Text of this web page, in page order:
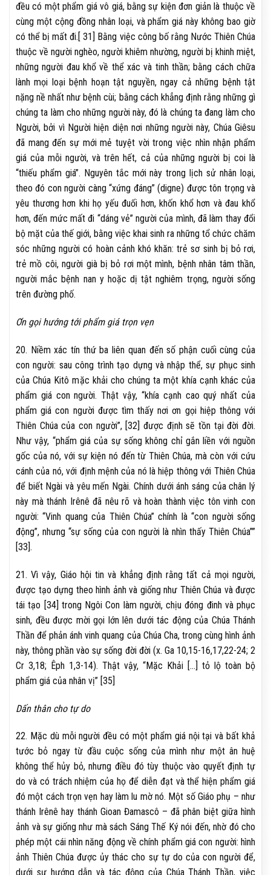
đều có một phẩm giá vô giá, bằng sự kiện đơn giản là thuộc về
cùng một cộng đồng nhân loại, và phẩm giá này không bao giờ
có thể bị mất đi.[ 31] Bằng việc công bố rằng Nước Thiên Chúa
thuộc về người nghèo, người khiêm nhường, người bị khinh miệt,
những người đau khổ về thể xác và tinh thần; bằng cách chữa
lành mọi loại bệnh hoạn tật nguyền, ngay cả những bệnh tật
nặng nề nhất như bệnh cùi; bằng cách khẳng định rằng những gì
chúng ta làm cho những người này, đó là chúng ta đang làm cho
Người, bởi vì Người hiện diện nơi những người này, Chúa Giêsu
đã mang đến sự mới mẻ tuyệt vời trong việc nhìn nhận phẩm
giá của mỗi người, và trên hết, cả của những người bị coi là
“thiếu phẩm giá”. Nguyên tắc mới này trong lịch sử nhân loại,
theo đó con người càng “xứng đáng” (digne) được tôn trọng và
yêu thương hơn khi họ yếu đuối hơn, khốn khổ hơn và đau khổ
hơn, đến mức mất đi “dáng vẻ” người của mình, đã làm thay đổi
bộ mặt của thế giới, bằng việc khai sinh ra những tổ chức chăm
sóc những người có hoàn cảnh khó khăn: trẻ sơ sinh bị bỏ rơi,
trẻ mồ côi, người già bị bỏ rơi một mình, bệnh nhân tâm thần,
người mắc bệnh nan y hoặc dị tật nghiêm trọng, người sống
trên đường phố.
Ơn gọi hướng tới phẩm giá trọn vẹn
20. Niềm xác tín thứ ba liên quan đến số phận cuối cùng của
con người: sau công trình tạo dựng và nhập thể, sự phục sinh
của Chúa Kitô mặc khải cho chúng ta một khía cạnh khác của
phẩm giá con người. Thật vậy, “khía cạnh cao quý nhất của
phẩm giá con người được tìm thấy nơi ơn gọi hiệp thông với
Thiên Chúa của con người”, [32] được định sẽ tồn tại đời đời.
Như vậy, “phẩm giá của sự sống không chỉ gắn liền với nguồn
gốc của nó, với sự kiện nó đến từ Thiên Chúa, mà còn với cứu
cánh của nó, với định mệnh của nó là hiệp thông với Thiên Chúa
để biết Ngài và yêu mến Ngài. Chính dưới ánh sáng của chân lý
này mà thánh Irênê đã nêu rõ và hoàn thành việc tôn vinh con
người: “Vinh quang của Thiên Chúa” chính là “con người sống
động”, nhưng “sự sống của con người là nhìn thấy Thiên Chúa””
[33].
21. Vì vậy, Giáo hội tin và khẳng định rằng tất cả mọi người,
được tạo dựng theo hình ảnh và giống như Thiên Chúa và được
tái tạo [34] trong Ngôi Con làm người, chịu đóng đinh và phục
sinh, đều được mời gọi lớn lên dưới tác động của Chúa Thánh
Thần để phản ánh vinh quang của Chúa Cha, trong cùng hình ảnh
này, thông phần vào sự sống đời đời (x. Ga 10,15-16,17,22-24; 2
Cr 3,18; Êph 1,3-14). Thật vậy, “Mặc Khải […] tỏ lộ toàn bộ
phẩm giá của nhân vị” [35]
Dấn thân cho tự do
22. Mặc dù mỗi người đều có một phẩm giá nội tại và bất khả
tước bỏ ngay từ đầu cuộc sống của mình như một ân huệ
không thể hủy bỏ, nhưng điều đó tùy thuộc vào quyết định tự
do và có trách nhiệm của họ để diễn đạt và thể hiện phẩm giá
đó một cách trọn vẹn hay làm lu mờ nó. Một số Giáo phụ – như
thánh Irênê hay thánh Gioan Đamascô – đã phân biệt giữa hình
ảnh và sự giống như mà sách Sáng Thế Ký nói đến, nhờ đó cho
phép một cái nhìn năng động về chính phẩm giá con người: hình
ảnh Thiên Chúa được ủy thác cho sự tự do của con người để,
dưới sự hướng dẫn và tác động của Chúa Thánh Thần, việc